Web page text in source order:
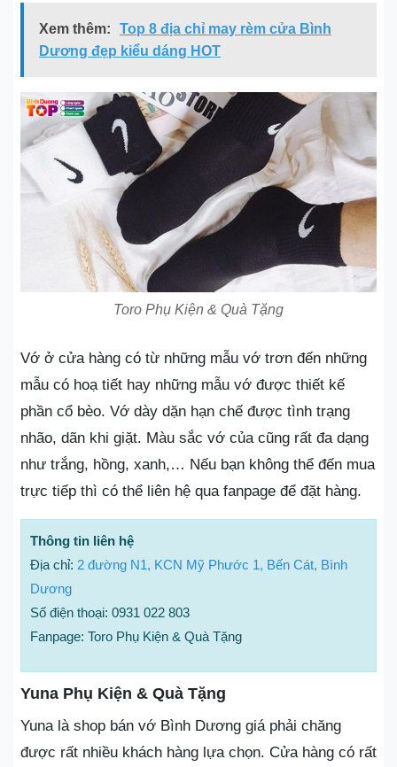
Xem thêm:
Top 8 địa chỉ may rèm cửa Bình
Dương đẹp kiểu dáng HOT
Toro Phụ Kiện & Quà Tặng
Vớ ở cửa hàng có từ những mẫu vớ trơn đến những
mẫu có hoạ tiết hay những mẫu vớ được thiết kế
phần cổ bèo. Vớ dày dặn hạn chế được tình trạng
nhão, dãn khi giặt. Màu sắc vớ của cũng rất đa dạng
như trắng, hồng, xanh,… Nếu bạn không thể đến mua
trực tiếp thì có thể liên hệ qua fanpage để đặt hàng.
Thông tin liên hệ
Địa chỉ: 2 đường N1, KCN Mỹ Phước 1, Bến Cát, Bình
Dương
Số điện thoại: 0931 022 803
Fanpage: Toro Phụ Kiện & Quà Tặng
Yuna Phụ Kiện & Quà Tặng
Yuna là shop bán vớ Bình Dương giá phải chăng
được rất nhiều khách hàng lựa chọn. Cửa hàng có rất